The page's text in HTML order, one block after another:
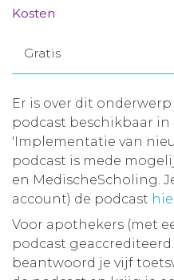
Kosten
Gratis
Er is over dit
podcast beschikbaar in
'Implementatie van
podcast is mede
en MedischeScholing.
account) de podcast
Voor apothekers (met
podcast
beantwoord je vijf